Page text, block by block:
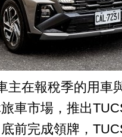
主在報稅季的用車
車市場，推出
前完成領牌，